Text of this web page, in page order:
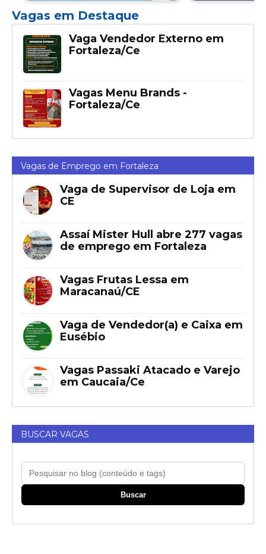
Vagas em Destaque
Vaga Vendedor Externo em
Fortaleza/Ce
Vagas Menu Brands -
Fortaleza/Ce
Vagas de Emprego em Fortaleza
Vaga de Supervisor de Loja em
CE
Assaí Mister Hull abre 277 vagas
de emprego em Fortaleza
Vagas Frutas Lessa em
Maracanaú/CE
Vaga de Vendedor(a) e Caixa em
Eusébio
Vagas Passaki Atacado e Varejo
em Caucaia/Ce
BUSCAR VAGAS
Buscar